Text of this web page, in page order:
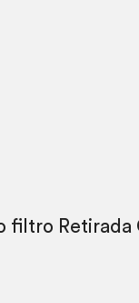
filtro Retirada